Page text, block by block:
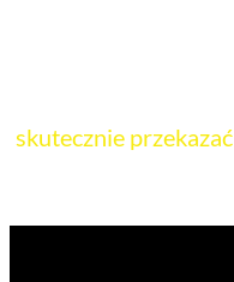
skutecznie przekazać